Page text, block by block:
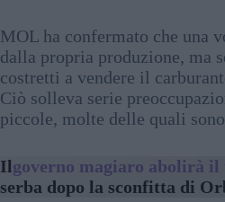
MOL ha confermato che una
dalla propria produzione, ma
costretti a vendere il
Ciò solleva serie
piccole, molte delle quali
Ilgoverno magiaro abolirà
serba dopo la sconfitta di